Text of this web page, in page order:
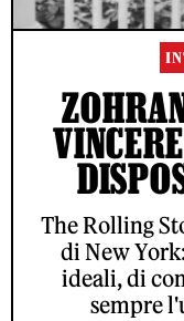
The Rolling
di New
ideali, di
sempre